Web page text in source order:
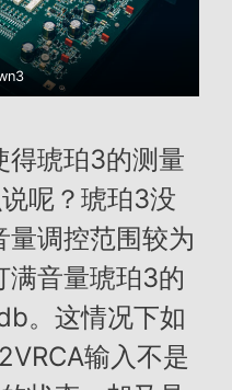
得琥珀3的测量
呢？琥珀3没
调控范围较为
满音量琥珀3的
。这情况下如
输入不是